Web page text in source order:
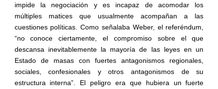
impide la negociación y es incapaz de acomodar los
múltiples matices que usualmente acompañan a las
cuestiones políticas. Como señalaba Weber, el referéndum,
“no conoce ciertamente, el compromiso sobre el que
descansa inevitablemente la mayoría de las leyes en un
Estado de masas con fuertes antagonismos regionales,
sociales, confesionales y otros antagonismos de su
estructura interna”. El peligro era que hubiera un fuerte